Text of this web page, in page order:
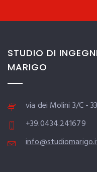
STUDIO DI
MARIGO
via dei Molini 3/C -
+39.0434.241679